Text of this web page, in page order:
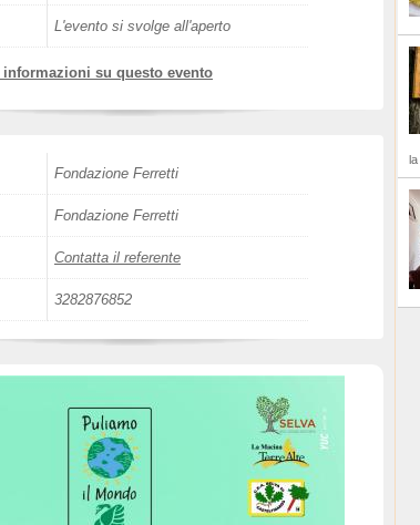
L'evento si svolge all'aperto
su questo evento
Fondazione Ferretti
Fondazione Ferretti
Contatta il referente
3282876852
la